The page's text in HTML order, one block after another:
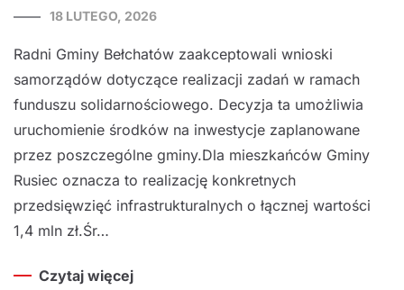
18 LUTEGO, 2026
Radni Gminy Bełchatów zaakceptowali wnioski
samorządów dotyczące realizacji zadań w ramach
funduszu solidarnościowego. Decyzja ta umożliwia
uruchomienie środków na inwestycje zaplanowane
przez poszczególne gminy.Dla mieszkańców Gminy
Rusiec oznacza to realizację konkretnych
przedsięwzięć infrastrukturalnych o łącznej wartości
1,4 mln zł.Śr…
Czytaj więcej